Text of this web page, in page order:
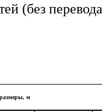
(без
м